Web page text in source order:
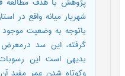
پژوهش با هدف مطالعه
شهریار میانه واقع در
باتوجه به وضعیت موجود
گرفته، این سد
بدیهی است این